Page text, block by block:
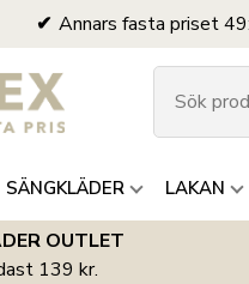
Annars fasta priset
SÄNGKLÄDER LAKAN
OUTLET
139 kr.